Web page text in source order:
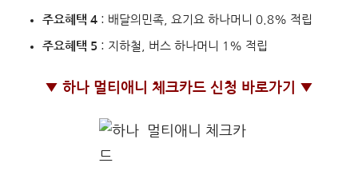
주요혜택 4: 배달의민족, 요기요 하나머니 0.8% 적립
주요혜택 5 : 지하철, 버스 하나머니 1% 적립
▼ 하나 멀티애니 체크카드 신청 바로가기 ▼